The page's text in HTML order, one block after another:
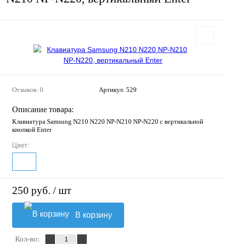
Отзывов: 0 Артикул: 529
Описание товара:
Клавиатура Samsung N210 N220 NP-N210 NP-N220 с вертикальной
кнопкой Enter
Цвет:
250 руб. / шт
В корзину
Кол-во: